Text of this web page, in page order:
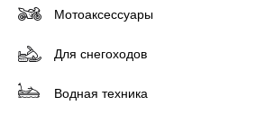
Мотоаксессуары
Для снегоходов
Водная техника